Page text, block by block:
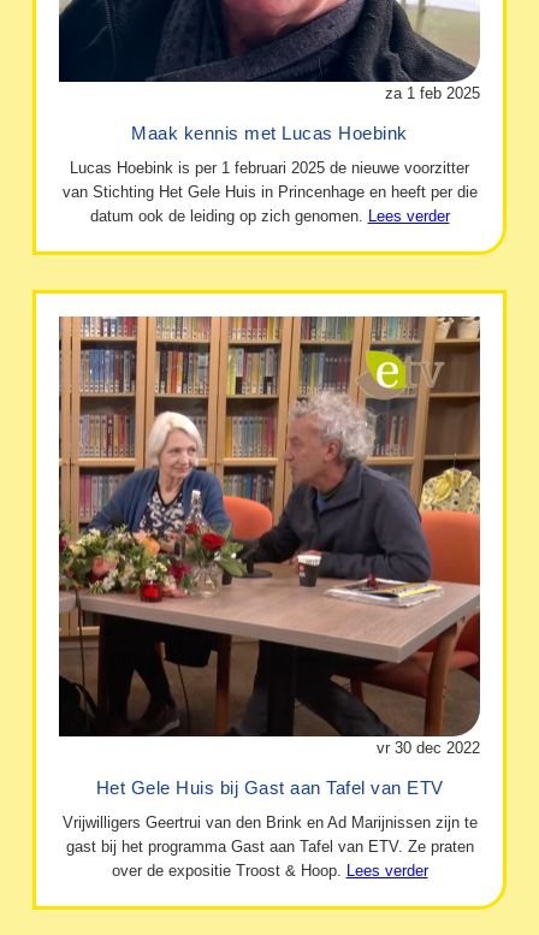
za 1 feb 2025
Maak kennis met Lucas Hoebink
Lucas Hoebink is per 1 februari 2025 de nieuwe voorzitter
van Stichting Het Gele Huis in Princenhage en heeft per die
datum ook de leiding op zich genomen. Lees verder
vr 30 dec 2022
Het Gele Huis bij Gast aan Tafel van ETV
Vrijwilligers Geertrui van den Brink en Ad Marijnissen zijn te
gast bij het programma Gast aan Tafel van ETV. Ze praten
over de expositie Troost & Hoop. Lees verder